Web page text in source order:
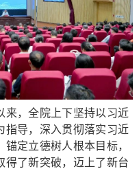
，全院上下坚持以习近
指导，深入贯彻落实习近
定立德树人根本目标，
得了新突破，迈上了新台